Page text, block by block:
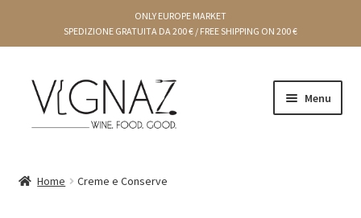
ONLY EUROPE MARKET
SPEDIZIONE GRATUITA DA 200 € / FREE SHIPPING ON 200 €
Menu
CARRELLO
Home Creme e Conserve